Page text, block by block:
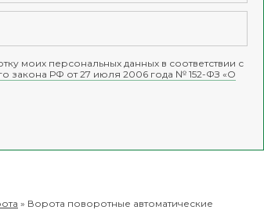
моих персональных данных в соответствии с
закона РФ от 27 июля 2006 года № 152-ФЗ «О
» Ворота поворотные автоматические